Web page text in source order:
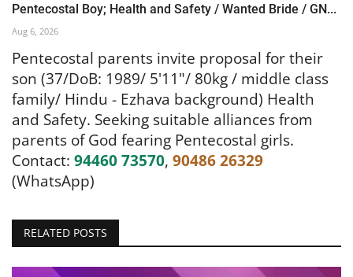
Pentecostal Boy; Health and Safety / Wanted Bride / GN...
Aug 6, 2026
Pentecostal parents invite proposal for their
son (37/DoB: 1989/ 5'11"/ 80kg / middle class
family/ Hindu - Ezhava background) Health
and Safety. Seeking suitable alliances from
parents of God fearing Pentecostal girls.
Contact: 94460 73570, 90486 26329
(WhatsApp)
RELATED POSTS